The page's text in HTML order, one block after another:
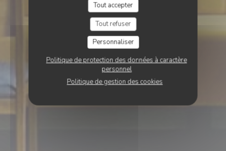
Tout accepter
Tout refuser
Personnaliser
Politique de protection des données à caractère
personnel
Politique de gestion des cookies